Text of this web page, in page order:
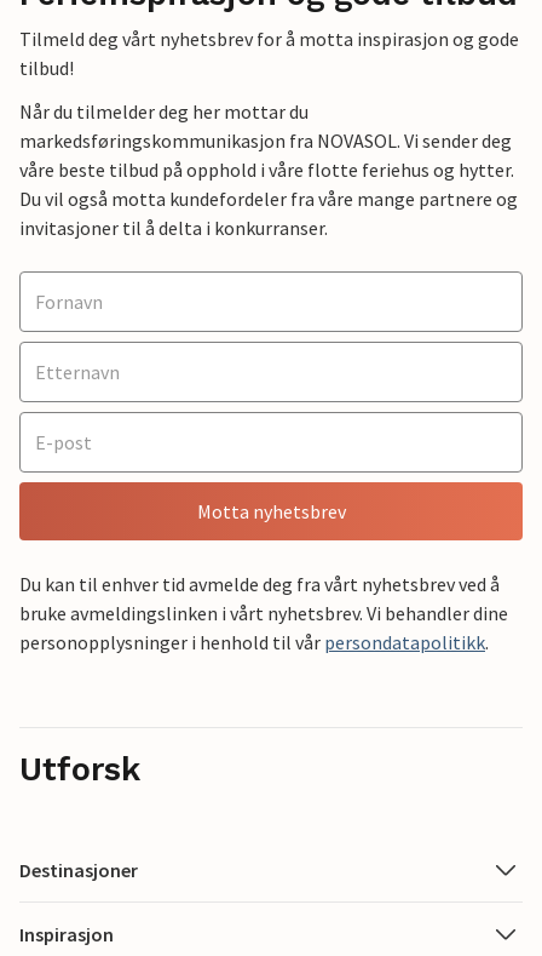
Tilmeld deg vårt nyhetsbrev for å motta inspirasjon og gode
tilbud!
Når du tilmelder deg her mottar du
markedsføringskommunikasjon fra NOVASOL. Vi sender deg
våre beste tilbud på opphold i våre flotte feriehus og hytter.
Du vil også motta kundefordeler fra våre mange partnere og
invitasjoner til å delta i konkurranser.
Motta nyhetsbrev
Du kan til enhver tid avmelde deg fra vårt nyhetsbrev ved å
bruke avmeldingslinken i vårt nyhetsbrev. Vi behandler dine
personopplysninger i henhold til vår persondatapolitikk.
Utforsk
Destinasjoner
Inspirasjon